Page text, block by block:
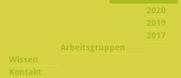
2020
2019
2017
Arbeitsgruppen
Wissen
Kontakt